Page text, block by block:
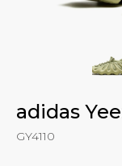
adidas
GY4110